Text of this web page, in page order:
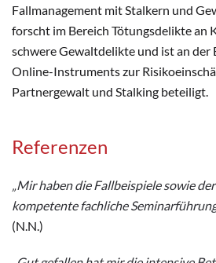
Fallmanagement mit Stalkern und
forscht im Bereich Tötungsdelikte an
schwere Gewaltdelikte und ist an der
Online-Instruments zur
Partnergewalt und Stalking beteiligt.
Referenzen
„Mir haben die Fallbeispiele sowie
kompetente fachliche
(N.N.)